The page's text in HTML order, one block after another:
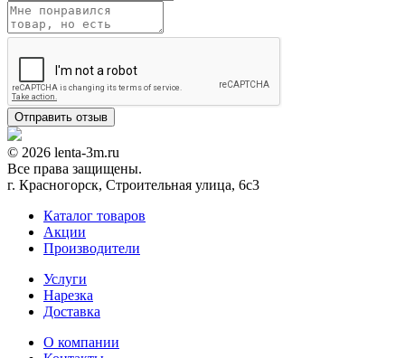
© 2026 lenta-3m.ru
Все права защищены.
г. Красногорск, Строительная улица, 6с3
Каталог товаров
Акции
Производители
Услуги
Нарезка
Доставка
О компании